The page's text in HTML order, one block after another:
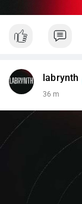
labrynth
36 m